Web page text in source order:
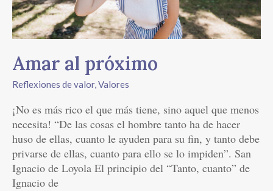
Amar al próximo
Reflexiones de valor,Valores
¡No es más rico el que más tiene, sino aquel que menos
necesita! “De las cosas el hombre tanto ha de hacer
huso de ellas, cuanto le ayuden para su fin, y tanto debe
privarse de ellas, cuanto para ello se lo impiden”. San
Ignacio de Loyola El principio del “Tanto, cuanto” de
Ignacio de